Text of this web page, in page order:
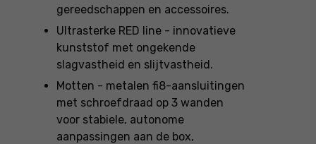
gereedschappen en accessoires.
Ultrasterke RED line - innovatieve
kunststof met ongekende
slagvastheid en slijtvastheid.
Motten - metalen fi8-aansluitingen
met schroefdraad op 3 wanden
voor stabiele, autonome
aanpassingen aan de box,